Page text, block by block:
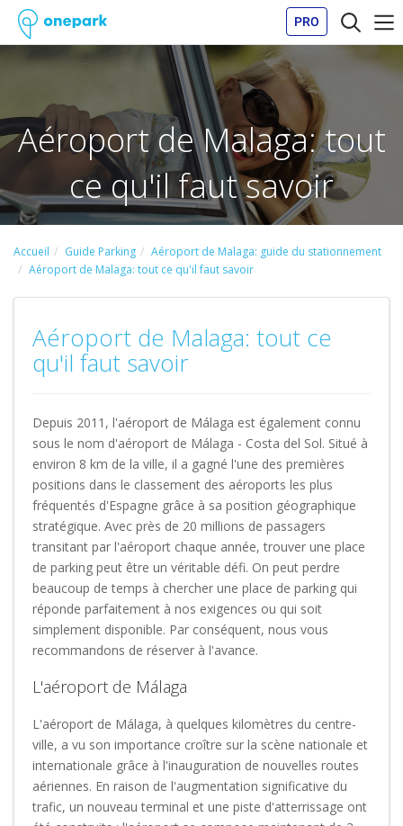
PRO
Aéroport de Malaga: tout
ce qu'il faut savoir
Accueil Guide Parking
Aéroport de Malaga: guide du stationnement
Aéroport de Malaga: tout ce qu'il faut savoir
Aéroport de Malaga: tout ce
qu'il faut savoir
Depuis 2011, l'aéroport de Málaga est également connu
sous le nom d'aéroport de Málaga - Costa del Sol. Situé à
environ 8 km de la ville, il a gagné l'une des premières
positions dans le classement des aéroports les plus
fréquentés d'Espagne grâce à sa position géographique
stratégique. Avec près de 20 millions de passagers
transitant par l'aéroport chaque année, trouver une place
de parking peut être un véritable défi. On peut perdre
beaucoup de temps à chercher une place de parking qui
réponde parfaitement à nos exigences ou qui soit
simplement disponible. Par conséquent, nous vous
recommandons de réserver à l'avance.
L'aéroport de Málaga
L'aéroport de Málaga, à quelques kilomètres du centre-
ville, a vu son importance croître sur la scène nationale et
internationale grâce à l'inauguration de nouvelles routes
aériennes. En raison de l'augmentation significative du
trafic, un nouveau terminal et une piste d'atterrissage ont